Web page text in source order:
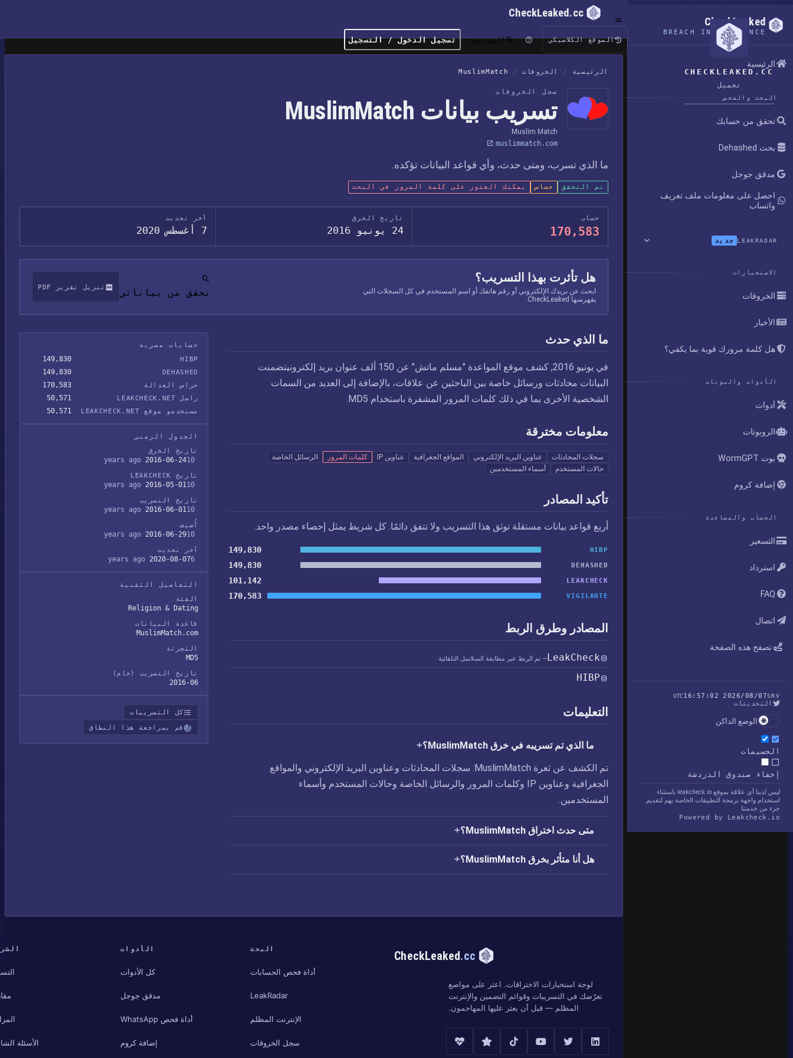
CHECKLEAKED.CC
تحميل
CheckLeaked
BREACH INTELLIGENCE
الرئيسية
البحث والفحص
تحقق من حسابك
بحث Dehashed
مدقق جوجل
احصل على معلومات ملف تعريف
واتساب
LEAKRADAR جديد
الاستخبارات
الخروقات
الأخبار
هل كلمة مرورك قوية بما يكفي؟
الأدوات والبوتات
أدوات
الروبوتات
بوت WormGPT
إضافة كروم
الحساب والمساعدة
التسعير
استرداد
FAQ
اتصال
تصفح هذه الصفحة
SRV
2026/08/07 16:57:02
UTC
التحديثات
الوضع الداكن
الجسيمات
إخفاء صندوق الدردشة
ليس لدينا أي علاقة بموقع leakcheck.io باستثناء
استخدام واجهة برمجة التطبيقات الخاصة بهم لتقديم
جزء من خدمتنا
Powered by Leakcheck.io
CheckLeaked.cc
الموقع الكلاسيكي العربية تسجيل الدخول / التسجيل
الرئيسية / الخروقات /
MuslimMatch
سجل الخروقات
تسريب بيانات MuslimMatch
Muslim Match
muslimmatch.com
ما الذي تسرب، ومتى حدث، وأي قواعد البيانات تؤكده.
تم التحقق حساس يمكنك العثور على كلمة المرور في البحث
حساب
170,583
تاريخ الخرق
24 يونيو 2016
آخر تحديث
7 أغسطس 2020
هل تأثرت بهذا التسريب؟
ابحث عن بريدك الإلكتروني أو رقم هاتفك أو اسم المستخدم في كل السجلات التي
يفهرسها CheckLeaked.
تحقق من بياناتي تنزيل تقرير PDF
ما الذي حدث
في يونيو 2016, كشف موقع المواعدة "مسلم ماتش" عن 150 ألف عنوان بريد إلكترونيتضمنت
البيانات محادثات ورسائل خاصة بين الباحثين عن علاقات، بالإضافة إلى العديد من السمات
الشخصية الأخرى بما في ذلك كلمات المرور المشفرة باستخدام MD5.
معلومات مخترقة
سجلات المحادثات عناوين البريد الإلكتروني المواقع الجغرافية عناوين IP كلمات المرور
الرسائل الخاصة
حالات المستخدم
أسماء المستخدمين
تأكيد المصادر
أربع قواعد بيانات مستقلة توثق هذا التسريب ولا تتفق دائمًا. كل شريط يمثل إحصاء مصدر واحد.
HIBP
149,830
DEHASHED
149,830
LEAKCHECK
101,142
VIGILANTE
170,583
المصادر وطرق الربط
LeakCheck— تم الربط عبر مطابقة السلاسل التلقائية
HIBP
التعليمات
ما الذي تم تسريبه في خرق MuslimMatch؟
تم الكشف عن ثغرة MuslimMatch: سجلات المحادثات وعناوين البريد الإلكتروني والمواقع
الجغرافية وعناوين IP وكلمات المرور والرسائل الخاصة وحالات المستخدم وأسماء
المستخدمين.
متى حدث اختراق MuslimMatch؟
هل أنا متأثر بخرق MuslimMatch؟
حسابات مسربة
HIBP
149,830
DEHASHED
149,830
حراس العدالة 170,583
راسل LEAKCHECK.NET 50,571
مستخدمو موقع LEAKCHECK.NET 50,571
الجدول الزمني
تاريخ الخرق
2016-06-2410 years ago
تاريخ LEAKCHECK
2016-05-0110 years ago
تاريخ التسريب
2016-06-0110 years ago
أُضيف
2016-06-2910 years ago
آخر تحديث
2020-08-076 years ago
التفاصيل التقنية
الفئة
Religion & Dating
قاعدة البيانات
MuslimMatch.com
التجزئة
MD5
تاريخ التسريب (خام)
2016-06
كل التسريبات
قم بمراجعة هذا النطاق
CheckLeaked.cc
لوحة استخبارات الاختراقات. اعثر على مواضع
تعرّضك في التسريبات وقوائم التضمين والإنترنت
المظلم — قبل أن يعثر عليها المهاجمون.
البحث
أداة فحص الحسابات
LeakRadar
الإنترنت المظلم
سجل الخروقات
الأدوات
كل الأدوات
مدقق جوجل
أداة فحص WhatsApp
إضافة كروم الأسئلة